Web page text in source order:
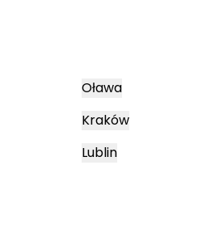
Oława
Kraków
Lublin